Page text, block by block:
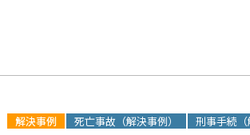
解決事例 死亡事故（解決事例） 刑事手続（